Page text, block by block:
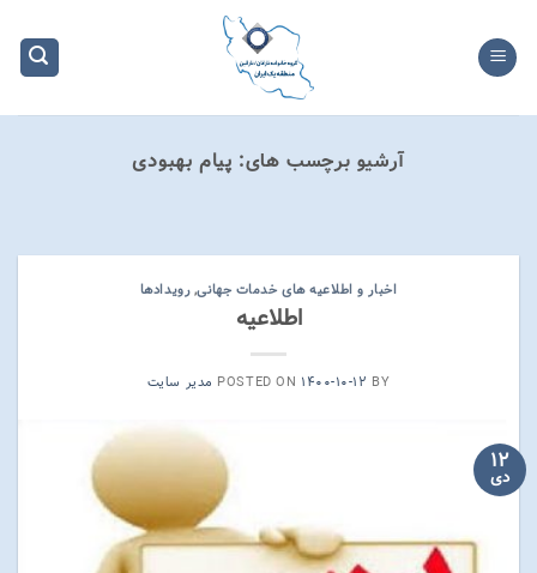
content
آرشیو برچسب های: پیام بهبودی
یک ایران
۱۴۰۲-۰۶-۳۰
اخبار و اطلاعیه های خدمات جهانی,رویدادها
اطلاعیه
POSTED ON ۱۴۰۰-۱۰-۱۲ BY مدیر سایت
۱۲
دی